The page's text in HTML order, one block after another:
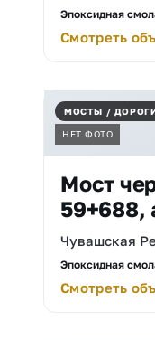
Эпоксидная
Смотреть
МОСТЫ /
НЕТ ФОТО
Мост
59+688,
Чувашская
Эпоксидная
Смотреть